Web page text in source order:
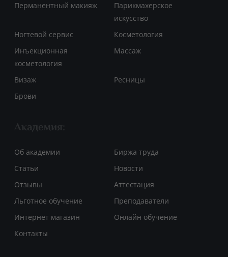
Перманентный макияж
Парикмахерское
искусство
Ногтевой сервис
Косметология
Инъекционная
косметология
Массаж
Визаж
Ресницы
Брови
Академия:
Об академии
Биржа труда
Статьи
Новости
Отзывы
Аттестация
Льготное обучение
Преподаватели
Интернет магазин
Онлайн обучение
Контакты